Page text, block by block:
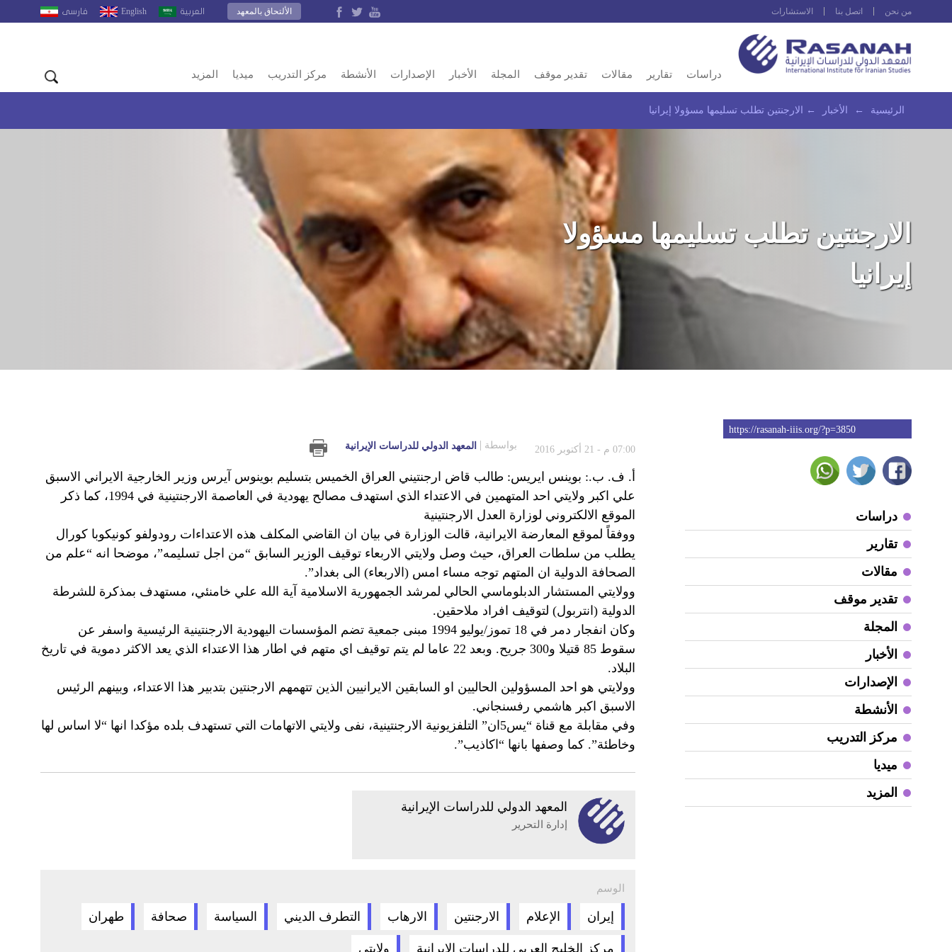
من نحن اتصل بنا الاستشارات العربية English فارسى الألتحاق بالمعهد
دراسات تقارير مقالات تقدير موقف المجلة الأخبار الإصدارات الأنشطة مركز التدريب ميديا المزيد
الرئيسية ← الأخبار ← الارجنتين تطلب تسليمها مسؤولا إيرانيا
الارجنتين تطلب تسليمها مسؤولا
إيرانيا
https://rasanah-iiis.org/?p=3850
دراسات
تقارير
مقالات
تقدير موقف
المجلة
الأخبار
الإصدارات
الأنشطة
مركز التدريب
ميديا
المزيد
07:00 م - 21 أكتوبر 2016 بواسطة المعهد الدولي للدراسات الإيرانية
أ. ف. ب.: بوينس ايريس: طالب قاض ارجنتيني العراق الخميس بتسليم بوينوس آيرس وزير الخارجية الايراني الاسبق
علي اكبر ولايتي احد المتهمين في الاعتداء الذي استهدف مصالح يهودية في العاصمة الارجنتينية في 1994، كما ذكر
الموقع الالكتروني لوزارة العدل الارجنتينية
ووفقاً لموقع المعارضة الايرانية، قالت الوزارة في بيان ان القاضي المكلف هذه الاعتداءات رودولفو كونيكوبا كورال
يطلب من سلطات العراق، حيث وصل ولايتي الاربعاء توقيف الوزير السابق “من اجل تسليمه”، موضحا انه “علم من
الصحافة الدولية ان المتهم توجه مساء امس (الاربعاء) الى بغداد”.
وولايتي المستشار الدبلوماسي الحالي لمرشد الجمهورية الاسلامية آية الله علي خامنئي، مستهدف بمذكرة للشرطة
الدولية (انتربول) لتوقيف افراد ملاحقين.
وكان انفجار دمر في 18 تموز/يوليو 1994 مبنى جمعية تضم المؤسسات اليهودية الارجنتينية الرئيسية واسفر عن
سقوط 85 قتيلا و300 جريح. وبعد 22 عاما لم يتم توقيف اي متهم في اطار هذا الاعتداء الذي يعد الاكثر دموية في تاريخ
البلاد.
وولايتي هو احد المسؤولين الحاليين او السابقين الايرانيين الذين تتهمهم الارجنتين بتدبير هذا الاعتداء، وبينهم الرئيس
الاسبق اكبر هاشمي رفسنجاني.
وفي مقابلة مع قناة “يس5ان” التلفزيونية الارجنتينية، نفى ولايتي الاتهامات التي تستهدف بلده مؤكدا انها “لا اساس لها
وخاطئة”. كما وصفها بانها “اكاذيب”.
المعهد الدولي للدراسات الإيرانية
إدارة التحرير
الوسم
إيران الإعلام الارجنتين الارهاب التطرف الديني السياسة صحافة طهران
مركز الخليج العربي للدراسات الإيرانية ولايتي